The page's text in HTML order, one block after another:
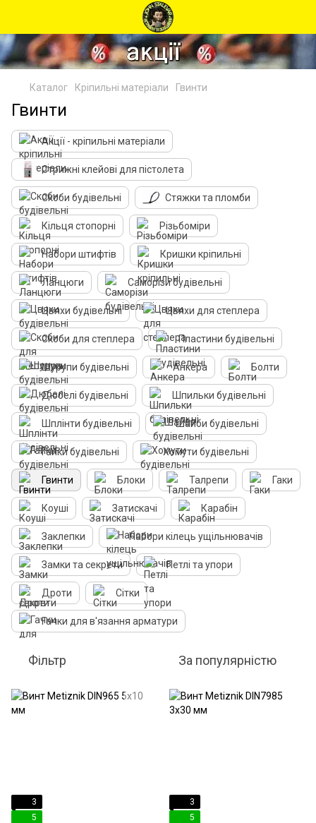
Каталог Кріпильні матеріали Гвинти
Гвинти
Акції - кріпильні матеріали
Стрижні клейові для пістолета
Скоби будівельні Стяжки та пломби
Кільця стопорні Різьбоміри
Набори штифтів Кришки кріпильні
Ланцюги Саморізи будівельні
Цвяхи будівельні Цвяхи для степлера
Скоби для степлера Пластини будівельні
Шурупи будівельні Анкера Болти
Дюбелі будівельні Шпильки будівельні
Шплінти будівельні Шайби будівельні
Гайки будівельні Хомути будівельні
Гвинти Блоки Талрепи Гаки
Коуші Затискачі Карабін
Заклепки Набори кілець ущільнювачів
Замки та секрети Петлі та упори
Дроти Сітки
Гачки для в'язання арматури
Фільтр За популярністю
3
5
3
5